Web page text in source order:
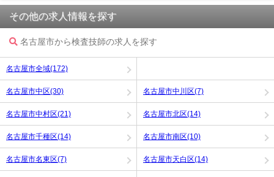
その他の求人情報を探す
名古屋市から検査技師の求人を探す
名古屋市全域(172)
名古屋市中区(30) 名古屋市中川区(7)
名古屋市中村区(21) 名古屋市北区(14)
名古屋市千種区(14) 名古屋市南区(10)
名古屋市名東区(7) 名古屋市天白区(14)